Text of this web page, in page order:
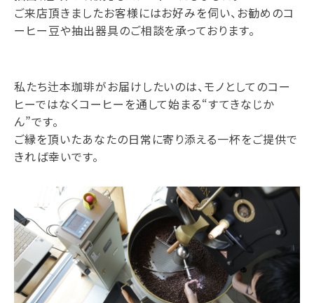
ご来店頂きましたお客様にはお好みを伺い、お勧めのコ
ーヒー豆や抽出器具のご相談を承っております。
私たち辻本珈琲がお届けしたいのは、モノとしてのコー
ヒーではなくコーヒーを通して始まる“すてきなじか
ん”です。
ご縁を頂いたあなたの日常に寄り添える一杯をご提供で
きれば幸いです。